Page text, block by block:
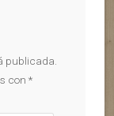
publicada.
con *